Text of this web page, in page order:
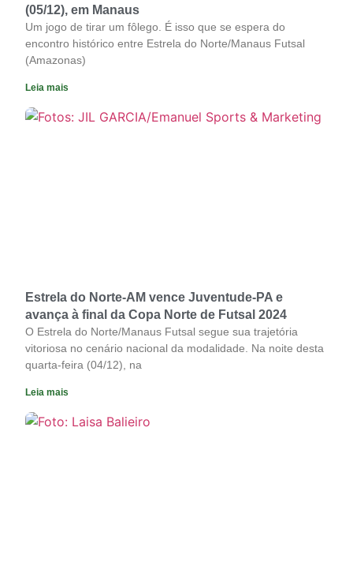
(05/12), em Manaus
Um jogo de tirar um fôlego. É isso que se espera do
encontro histórico entre Estrela do Norte/Manaus Futsal
(Amazonas)
Leia mais
Estrela do Norte-AM vence Juventude-PA e
avança à final da Copa Norte de Futsal 2024
O Estrela do Norte/Manaus Futsal segue sua trajetória
vitoriosa no cenário nacional da modalidade. Na noite desta
quarta-feira (04/12), na
Leia mais